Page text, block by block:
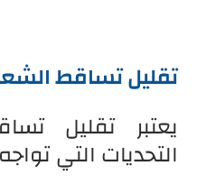
تقليل تساقط الشعر
يعتبر تقليل
التحديات التي